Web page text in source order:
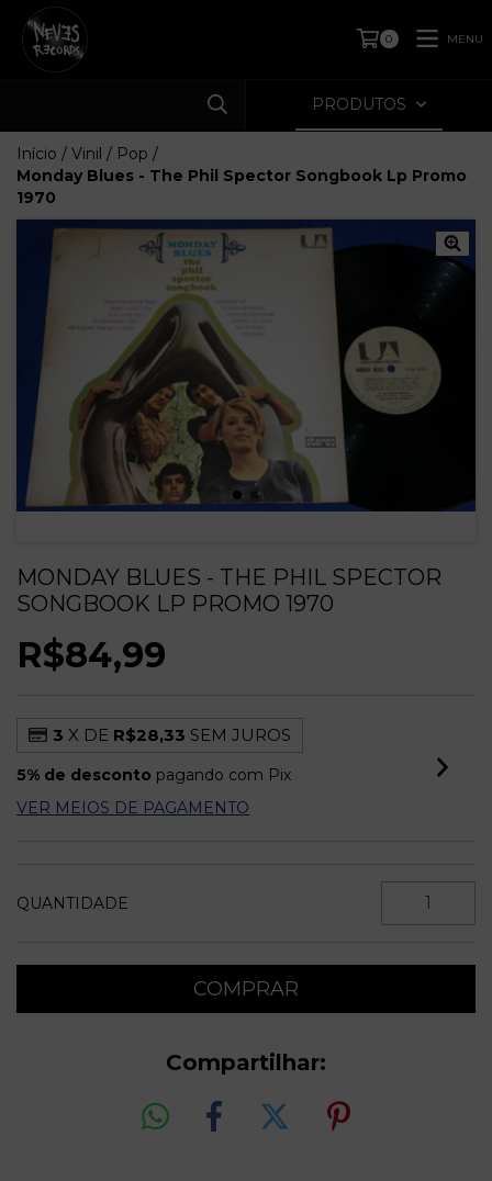
0 MENU
PRODUTOS
Início / Vinil / Pop /
Monday Blues - The Phil Spector Songbook Lp Promo
1970
MONDAY BLUES - THE PHIL SPECTOR
SONGBOOK LP PROMO 1970
R$84,99
3 X DE R$28,33 SEM JUROS
5% de desconto pagando com Pix
VER MEIOS DE PAGAMENTO
QUANTIDADE
Compartilhar: